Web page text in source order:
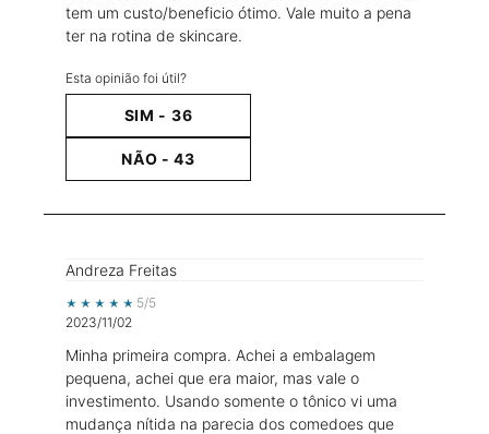
tem um custo/beneficio ótimo. Vale muito a pena
ter na rotina de skincare.
Esta opinião foi útil?
SIM - 36
NÃO -43
Andreza Freitas
5 out of 5 stars.
5/5
2023/11/02
Minha primeira compra. Achei a embalagem
pequena, achei que era maior, mas vale o
investimento. Usando somente o tônico vi uma
mudança nítida na parecia dos comedoes que